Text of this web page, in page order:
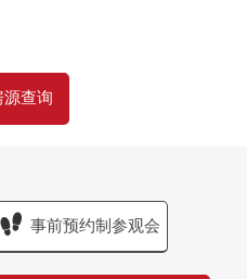
造
源查询
事前预约制参观会